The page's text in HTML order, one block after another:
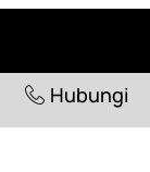
Hubungi
Sertai Kami